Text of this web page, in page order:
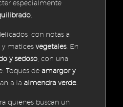
especialmente
con notas a
y matices vegetales. En
y sedoso , con una
Toques de amargor y
a la almendra verde.
quienes buscan un